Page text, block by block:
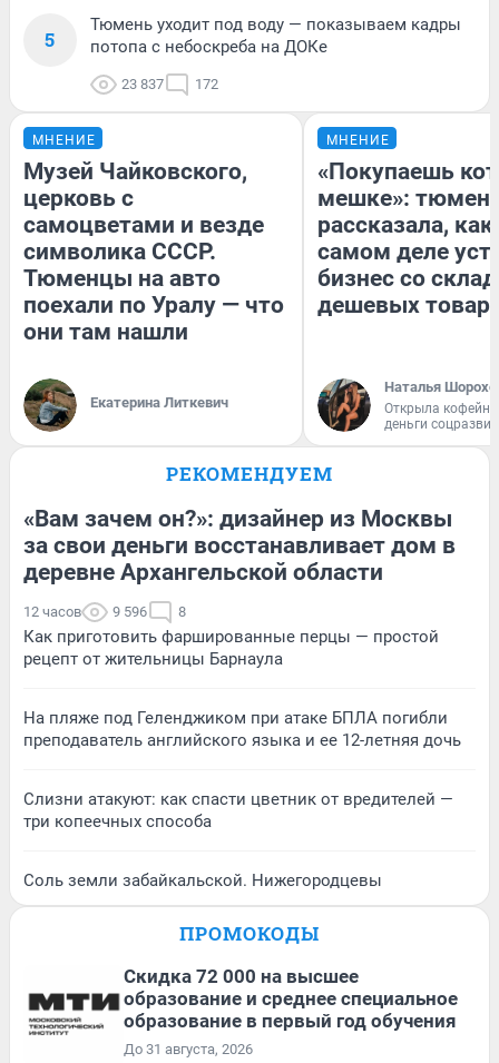
5
Тюмень уходит под воду — показываем кадры
потопа с небоскреба на ДОКе
23 837 172
МНЕНИЕ
Музей Чайковского,
церковь с
самоцветами и везде
символика СССР.
Тюменцы на авто
поехали по Уралу — что
они там нашли
Екатерина Литкевич
МНЕНИЕ
«Покупаешь
мешке»:
рассказала, как
самом деле
бизнес со
дешевых
Наталья
Открыла
деньги
РЕКОМЕНДУЕМ
«Вам зачем он?»: дизайнер из Москвы
за свои деньги восстанавливает дом в
деревне Архангельской области
12 часов 9 596 8
Как приготовить фаршированные перцы — простой
рецепт от жительницы Барнаула
На пляже под Геленджиком при атаке БПЛА погибли
преподаватель английского языка и ее 12-летняя дочь
Слизни атакуют: как спасти цветник от вредителей —
три копеечных способа
Соль земли забайкальской. Нижегородцевы
ПРОМОКОДЫ
Скидка 72 000 на высшее
образование и среднее специальное
образование в первый год обучения
До 31 августа, 2026